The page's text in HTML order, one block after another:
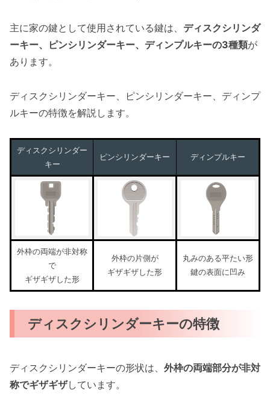
主に家の鍵として使用されている鍵は、 ディスクシリンダ
ーキー、ピンシリンダーキー、ディンプルキーの3種類が
あります。
ディスクシリンダーキー、ピンシリンダーキー、ディンプ
ルキーの特徴を解説します。
ディスクシリンダー
キー
ピンシリンダーキー ディンプルキー
外枠の両端が非対称
で
ギザギザした形
外枠の片側が
ギザギザした形
丸みのある平たい形
鍵の表面に凹み
ディスクシリンダーキーの特徴
ディスクシリンダーキーの形状は、 外枠の両端部分が非対
称でギザギザしています。